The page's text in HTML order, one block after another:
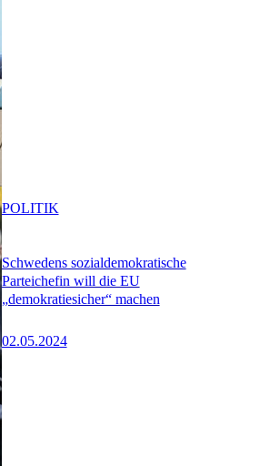
Schwedens sozialdemokratische
Parteichefin will die EU
„demokratiesicher“ machen
02.05.2024
POLITIK